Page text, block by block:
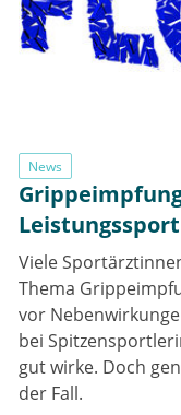
News
Leistungssport
Viele
Thema
vor
bei
gut wirke. Doch
der Fall.